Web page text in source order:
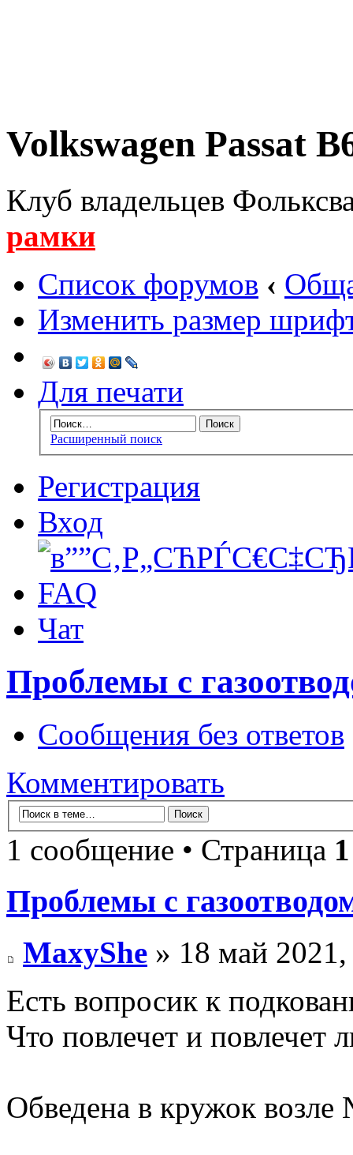
Volkswagen Passat
Клуб владельцев
рамки
Список форумов ‹
Изменить размер
Для печати
Расширенный поиск
Регистрация
Вход
FAQ
Чат
Проблемы с
Сообщения без ответов
Комментировать
1 сообщение • Страница 1
Проблемы с
MaxyShe » 18 май
Есть вопросик к
Что повлечет и повлечет
Обведена в кружок